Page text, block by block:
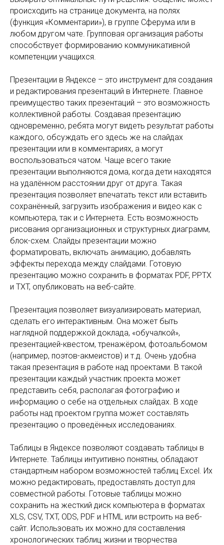
происходить на странице документа, на полях
(функция «Комментарии»), в группе Сферума или в
любом другом чате. Групповая организация работы
способствует формированию коммуникативной
компетенции учащихся.
Презентации в Яндексе – это инструмент для создания
и редактирования презентаций в Интернете. Главное
преимущество таких презентаций – это возможность
коллективной работы. Создавая презентацию
одновременно, ребята могут видеть результат работы
каждого, обсуждать его здесь же на слайдах
презентации или в комментариях, а могут
воспользоваться чатом. Чаще всего такие
презентации выполняются дома, когда дети находятся
на удалённом расстоянии друг от друга. Такая
презентация позволяет впечатать текст или вставить
сохранённый, загрузить изображения и видео как с
компьютера, так и с Интернета. Есть возможность
рисования организационных и структурных диаграмм,
блок-схем. Слайды презентации можно
форматировать, включать анимацию, добавлять
эффекты перехода между слайдами. Готовую
презентацию можно сохранить в форматах PDF, PPTX
и TXT, опубликовать на веб-сайте.
Презентация позволяет визуализировать материал,
сделать его интерактивным. Она может быть
наглядной поддержкой доклада, «обучалкой»,
презентацией-квестом, тренажёром, фотоальбомом
(например, поэтов-акмеистов) и т.д. Очень удобна
такая презентация в работе над проектами. В такой
презентации каждый участник проекта может
представить себя, располагая фотографию и
информацию о себе на отдельных слайдах. В ходе
работы над проектом группа может составлять
презентацию о проведённых исследованиях.
Таблицы в Яндексе позволяют создавать таблицы в
Интернете. Таблицы интуитивно понятны, обладают
стандартным набором возможностей таблиц Exсel. Их
можно редактировать, предоставлять доступ для
совместной работы. Готовые таблицы можно
сохранить на жесткий диск компьютера в форматах
XLS, CSV, TXT, ODS, PDF и HTML или встроить на веб-
сайт. Использовать их можно для составления
хронологических таблиц жизни и творчества